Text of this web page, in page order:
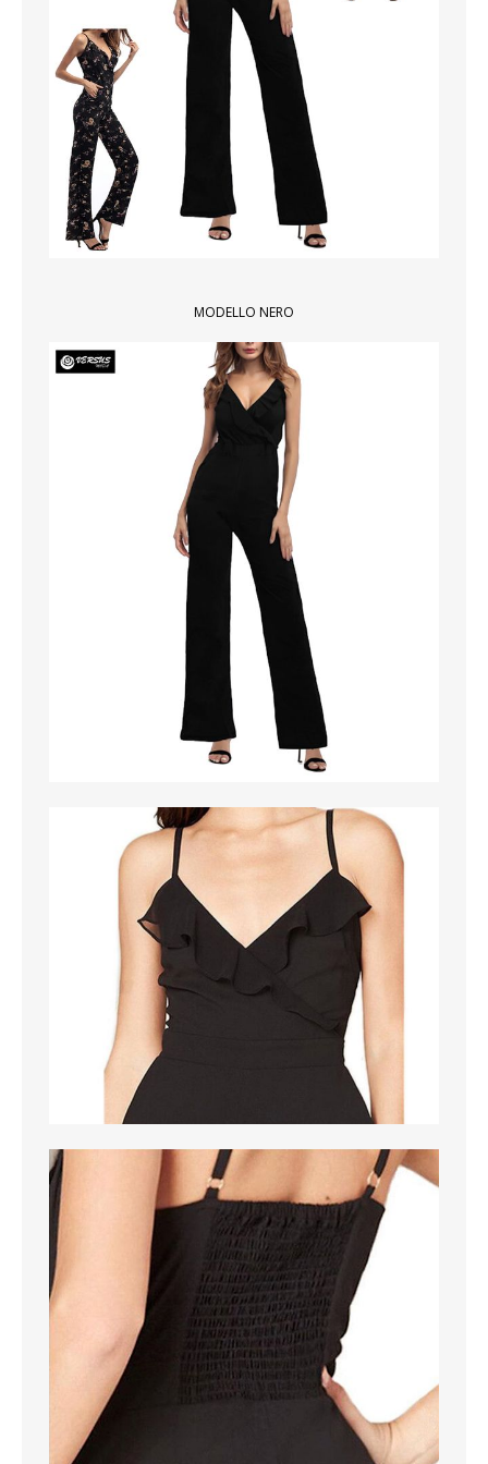
SCARPE
TAGLIE FORTI
TOP
TUTE PANTALONI
VESTITI
GIACCHE E CAPPOTTI
CARNEVALE
MAGLIONI
PANTALONI
TUTTI I PRODOTTI
CONTATTACI
MODELLO NERO